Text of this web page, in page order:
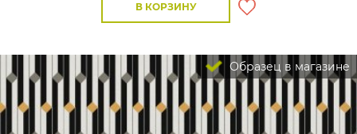
В КОРЗИНУ
Образец в магазине